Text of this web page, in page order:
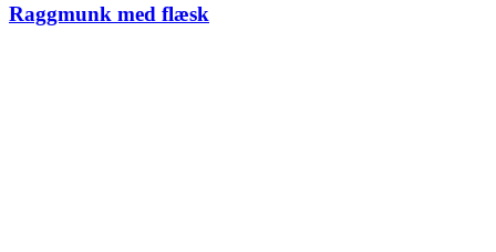
Raggmunk med flæsk